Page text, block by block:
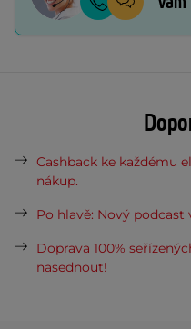
Cashback ke každému
nákup.
Po hlavě: Nový
Doprava 100%
nasednout!